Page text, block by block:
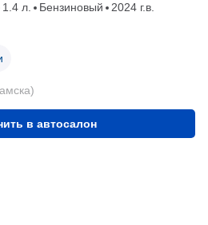
1.4 л. Бензиновый
2024 г.в.
в автосалон